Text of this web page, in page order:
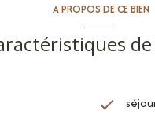
A PROPOS DE CE BIEN